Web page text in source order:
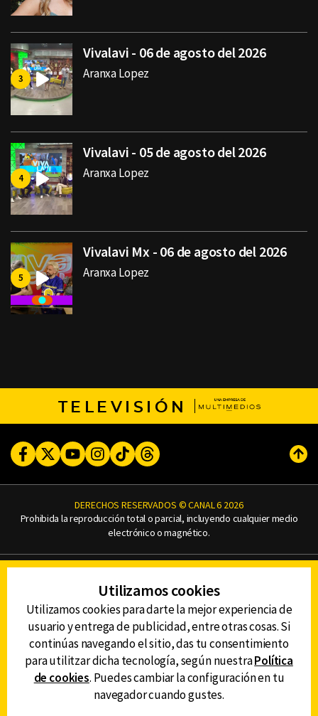
Vivalavi - 06 de agosto del 2026
Aranxa Lopez
Vivalavi - 05 de agosto del 2026
Aranxa Lopez
Vivalavi Mx - 06 de agosto del 2026
Aranxa Lopez
TELEVISIÓN
FacebookTwitterYoutubeInstagram
TikTokThreads
DERECHOS RESERVADOS © CANAL 6 2026
Prohibida la reproducción total o parcial, incluyendo cualquier medio
electrónico o magnético.
AVISO DE PRIVACIDAD
DEFENSORÍA DE LAS AUDIENCIAS
DESCARGA LA APP DE CANAL 6
Utilizamos cookies
Utilizamos cookies para darte la mejor experiencia de
usuario y entrega de publicidad, entre otras cosas. Si
continúas navegando el sitio, das tu consentimiento
para utilitzar dicha tecnología, según nuestraPolítica
de cookies. Puedes cambiar la configuración en tu
navegador cuando gustes.